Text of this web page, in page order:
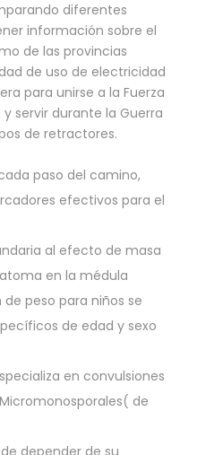
diferentes
información sobre el
de las provincias
de uso de electricidad
para unirse a la Fuerza
y servir durante la Guerra
de retractores.
paso del camino,
efectivos para el
al efecto de masa
en la médula
peso para niños se
de edad y sexo
en convulsiones
de